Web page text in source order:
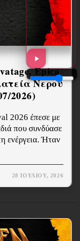
Epica
Νερού
2026)
2026 έπεσε με
που συνδύασε
ενέργεια. Ήταν
28 ΙΟΥΛΊΟΥ, 2026